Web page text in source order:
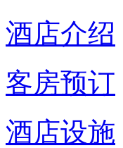
酒店介绍
客房预订
酒店设施